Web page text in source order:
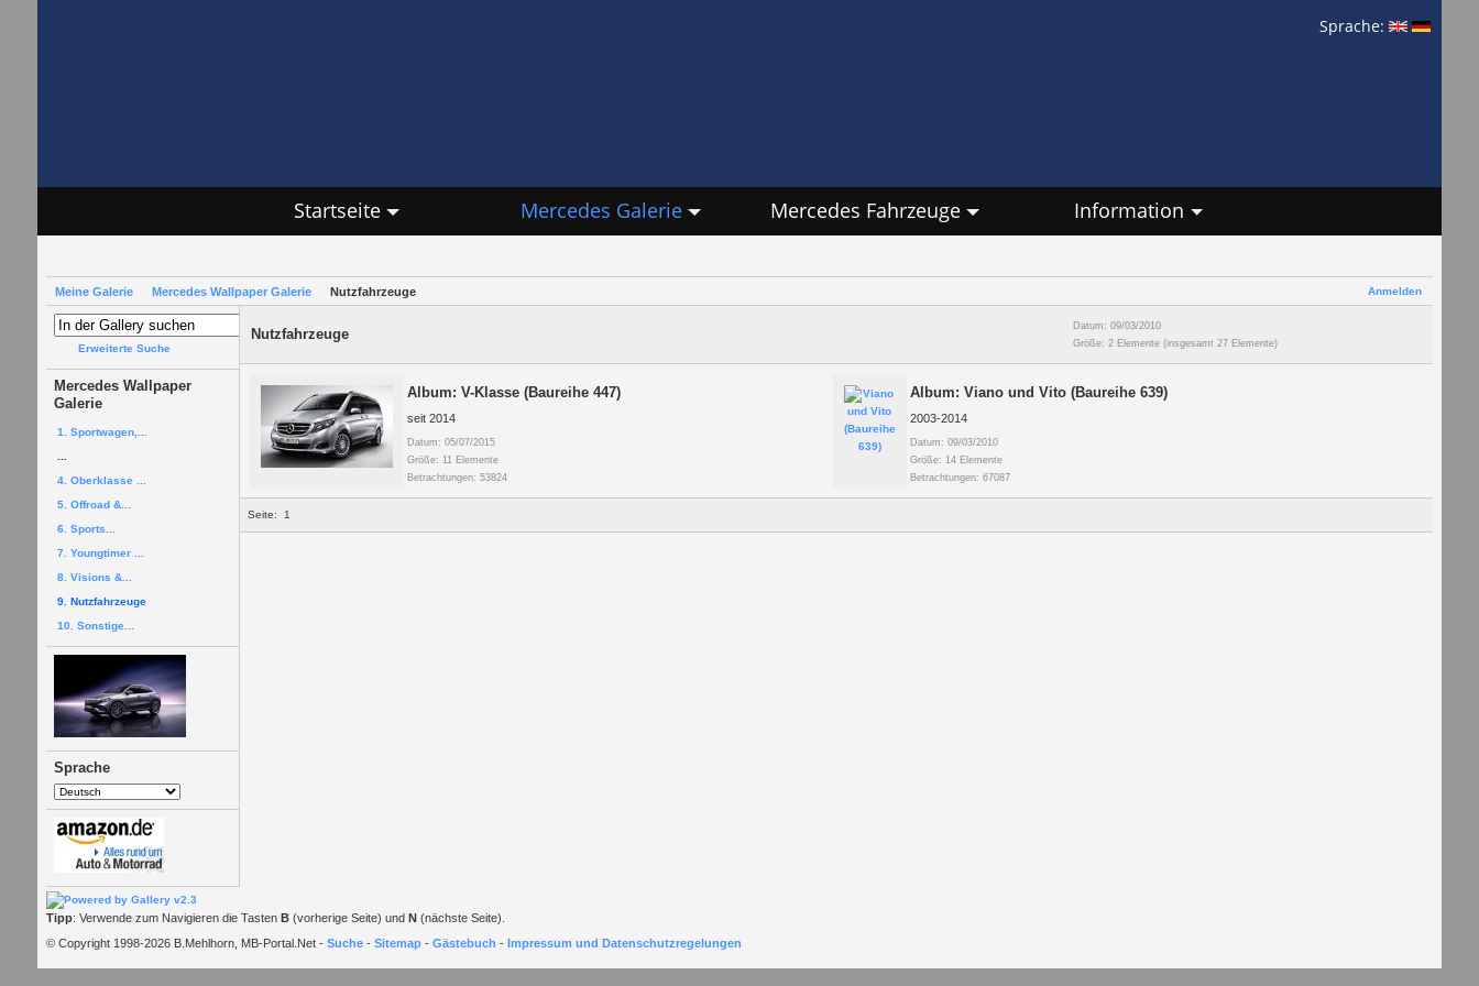
Sprache:
Startseite Mercedes Galerie Mercedes Fahrzeuge Information
Anmelden
Meine Galerie Mercedes Wallpaper Galerie Nutzfahrzeuge
Erweiterte Suche
Mercedes Wallpaper
Galerie
1. Sportwagen,...
4. Oberklasse ...
5. Offroad &...
6. Sports...
7. Youngtimer ...
8. Visions &...
9. Nutzfahrzeuge
10. Sonstige...
Sprache
Nutzfahrzeuge
Datum: 09/03/2010
Größe: 2 Elemente (insgesamt 27 Elemente)
Album: V-Klasse (Baureihe 447)
seit 2014
Datum: 05/07/2015
Größe: 11 Elemente
Betrachtungen: 53824
Album: Viano und Vito (Baureihe 639)
2003-2014
Datum: 09/03/2010
Größe: 14 Elemente
Betrachtungen: 67087
Seite: 1
Tipp: Verwende zum Navigieren die Tasten B(vorherige Seite) und N(nächste Seite).
© Copyright 1998-2026 B.Mehlhorn, MB-Portal.Net - Suche- Sitemap- Gästebuch - Impressum und Datenschutzregelungen